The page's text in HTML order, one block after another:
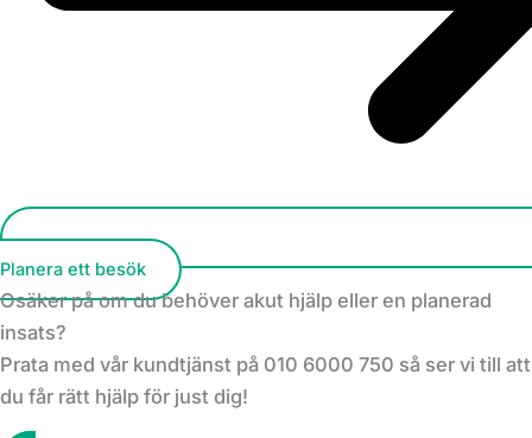
Planera ett besök
Osäker på om du behöver akut hjälp eller en planerad
insats?
Prata med vår kundtjänst på 010 6000 750 så ser vi till att
du får rätt hjälp för just dig!